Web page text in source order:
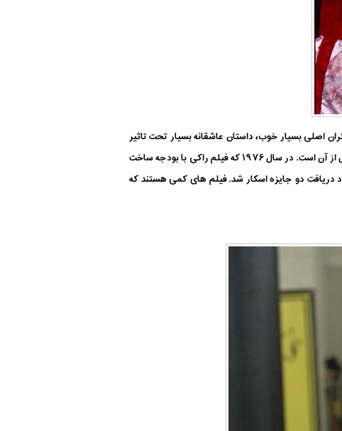
اصلی بسیار خوب، داستان عاشقانه بسیار تحت تاثیر
قرار دهنده، قهرمان داستانی که شاید لزوما در پایان داستان برنده نشود از مشخصه های موفق این فیلم و فیلم های بوکسوری پس از آن است. در سال ۱۹۷۶ که فیلم راکی با بودجه ساخت
بازی در این فیلم نامزد دریافت دو جایزه اسکار شد. فیلم های کمی هستند که